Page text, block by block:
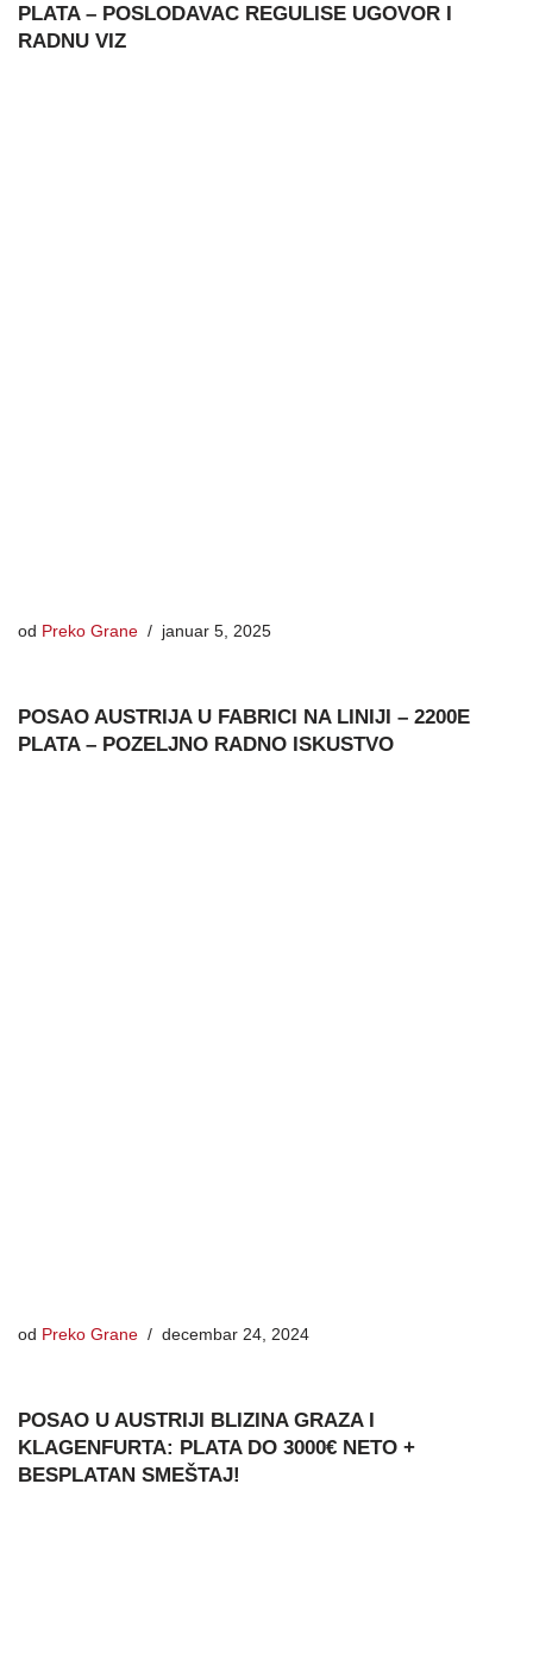
PLATA – POSLODAVAC REGULISE UGOVOR I
RADNU VIZ
od Preko Grane januar 5, 2025
POSAO AUSTRIJA U FABRICI NA LINIJI – 2200E
PLATA – POZELJNO RADNO ISKUSTVO
od Preko Grane decembar 24, 2024
POSAO U AUSTRIJI BLIZINA GRAZA I
KLAGENFURTA: PLATA DO 3000€ NETO +
BESPLATAN SMEŠTAJ!